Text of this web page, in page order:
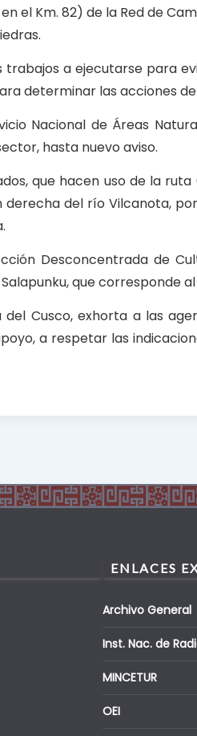
el Km. 82) de la Red de
trabajos a ejecutarse para
determinar las acciones
Nacional de Áreas
hasta nuevo aviso.
que hacen uso de la
derecha del río Vilcanota,
Desconcentrada de
que corresponde
Cusco, exhorta a las
a respetar las
ENLACES
Archivo General
Inst. Nac. de
MINCETUR
OEI